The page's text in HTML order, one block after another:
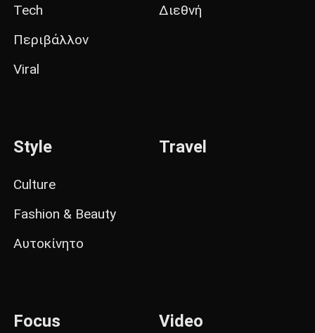
Tech
Περιβάλλον
Viral
Διεθνή
Style
Culture
Fashion & Beauty
Αυτοκίνητο
Travel
Focus Video